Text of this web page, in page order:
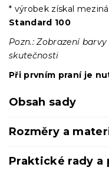
* výrobek získal
Standard 100
Pozn.: Zobrazení
skutečnosti
Při prvním praní je
Obsah sady
Rozměry a
Praktické rady a